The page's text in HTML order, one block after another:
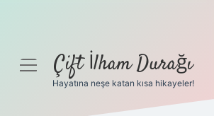
menüyüÇift İlham Durağı
Hayatına neşe katan kısa hikayeler!